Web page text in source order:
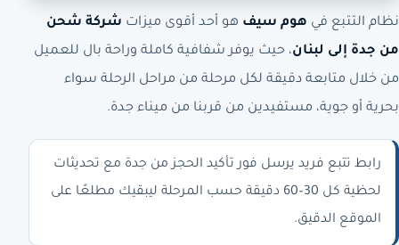
نظام التتبع في هوم سيف هو أحد أقوى ميزات شركة شحن
من جدة إلى لبنان، حيث يوفر شفافية كاملة وراحة بال للعميل
من خلال متابعة دقيقة لكل مرحلة من مراحل الرحلة سواء
بحرية أو جوية، مستفيدين من قربنا من ميناء جدة.
رابط تتبع فريد يرسل فور تأكيد الحجز من جدة مع تحديثات
لحظية كل 30–60 دقيقة حسب المرحلة ليبقيك مطلعًا على
الموقع الدقيق.